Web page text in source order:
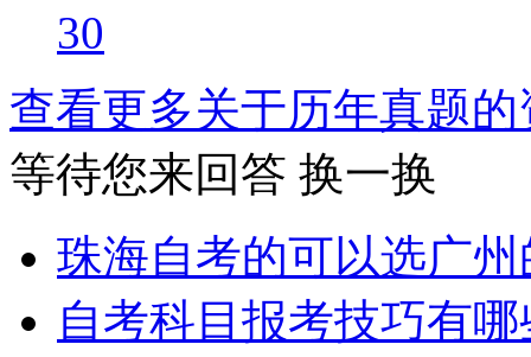
30
查看更多关于历年真题
等待您来回答 换一换
珠海自考的可以选广
自考科目报考技巧有